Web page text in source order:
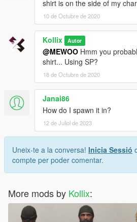
shirt is on the side of my
10 de Octubre de 2020
Kollix Autor
@MEWOO Hmm you
shirt... Using SP?
18 de Octubre de 2020
Janai86
How do I spawn it in?
12 de Juliol de 2023
Uneix-te a la conversa! Inicia Sessió
compte per poder comentar.
More mods by Kollix: